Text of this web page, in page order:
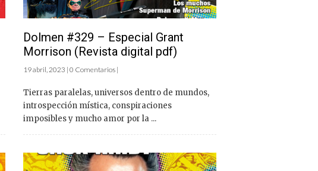
Dolmen #329 – Especial Grant
Morrison (Revista digital pdf)
19 abril, 2023 | 0 Comentarios |
Tierras paralelas, universos dentro de mundos,
introspección mística, conspiraciones
imposibles y mucho amor por la ...